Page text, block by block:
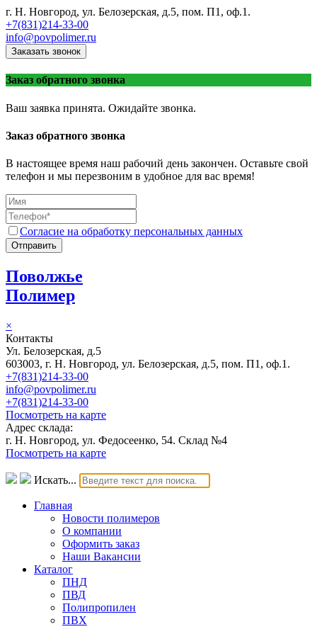
г. Н. Новгород, ул. Белозерская, д.5, пом. П1, оф.1.
+7(831)214-33-00
info@povpolimer.ru
Заказать звонок
Заказ обратного звонка
Ваш заявка принята. Ожидайте звонка.
Заказ обратного звонка
В настоящее время наш рабочий день закончен. Оставьте свой
телефон и мы перезвоним в удобное для вас время!
Согласие на обработку персональных данных
Отправить
Поволжье
Полимер
×
Контакты
Ул. Белозерская, д.5
603003, г. Н. Новгород, ул. Белозерская, д.5, пом. П1, оф.1.
+7(831)214-33-00
info@povpolimer.ru
+7(831)214-33-00
Посмотреть на карте
Адрес склада:
г. Н. Новгород, ул. Федосеенко, 54. Склад №4
Посмотреть на карте
Искать...
Главная
Новости полимеров
О компании
Оформить заказ
Наши Вакансии
Каталог
ПНД
ПВД
Полипропилен
ПВХ